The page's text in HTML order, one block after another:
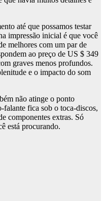
até que possamos testar
impressão inicial é que você
melhores com um par de
ao preço de US $ 349
graves menos profundos.
e o impacto do som
não atinge o ponto
falante fica sob o toca-discos,
componentes extras. Só
está procurando.